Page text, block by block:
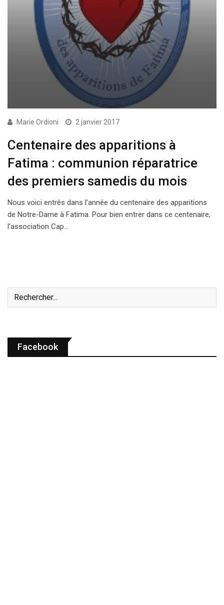
Marie Ordioni 2 janvier 2017
Centenaire des apparitions à
Fatima : communion réparatrice
des premiers samedis du mois
Nous voici entrés dans l’année du centenaire des apparitions
de Notre-Dame à Fatima. Pour bien entrer dans ce centenaire,
l’association Cap…
Facebook